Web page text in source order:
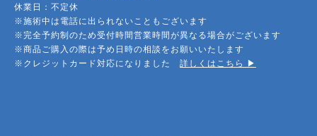
休業日：不定休
※施術中は電話に出られないこともございます
※完全予約制のため受付時間営業時間が異なる場合がございます
※商品ご購入の際は予め日時の相談をお願いいたします
※クレジットカード対応になりました 詳しくはこちら ▶︎